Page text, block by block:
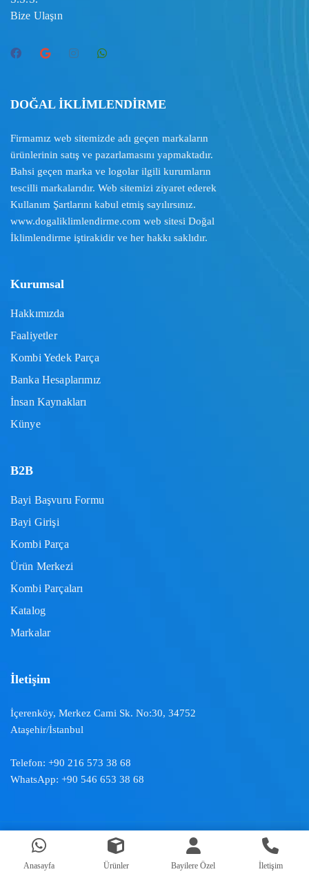
Bize Ulaşın
DOĞAL İKLİMLENDİRME
Firmamız web sitemizde adı geçen markaların
ürünlerinin satış ve pazarlamasını yapmaktadır.
Bahsi geçen marka ve logolar ilgili kurumların
tescilli markalarıdır. Web sitemizi ziyaret ederek
Kullanım Şartlarını kabul etmiş sayılırsınız.
www.dogaliklimlendirme.com web sitesi Doğal
İklimlendirme iştirakidir ve her hakkı saklıdır.
Kurumsal
Hakkımızda
Faaliyetler
Kombi Yedek Parça
Banka Hesaplarımız
İnsan Kaynakları
Künye
B2B
Bayi Başvuru Formu
Bayi Girişi
Kombi Parça
Ürün Merkezi
Kombi Parçaları
Katalog
Markalar
İletişim
İçerenköy, Merkez Cami Sk. No:30, 34752
Ataşehir/İstanbul
Telefon: +90 216 573 38 68
WhatsApp: +90 546 653 38 68
Doğal İklimlendirme ™ | 2024
Anasayfa Ürünler Bayilere Özel İletişim